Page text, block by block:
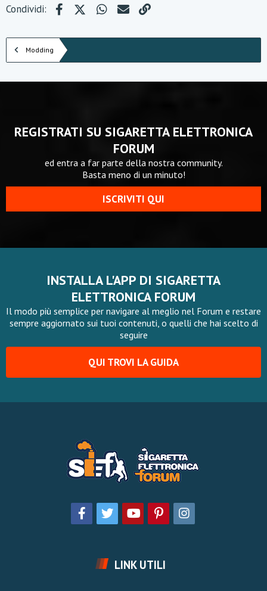
Condividi: FacebookX (Twitter)WhatsApp
e-mail
Modding
REGISTRATI SU SIGARETTA ELETTRONICA
FORUM
ed entra a far parte della nostra community.
Basta meno di un minuto!
ISCRIVITI QUI
INSTALLA L'APP DI SIGARETTA
ELETTRONICA FORUM
Il modo più semplice per navigare al meglio nel Forum e restare
sempre aggiornato sui tuoi contenuti, o quelli che hai scelto di
seguire
QUI TROVI LA GUIDA
LINK UTILI